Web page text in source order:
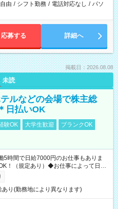
由 / シフト勤務 / 電話対応なし / パソ
応募する 詳細へ
掲載日：2026.08.08
未読
ルなどの会場で株主総
日払いOK
験OK 大学生歓迎
ブランクOK
時間で日給7000円のお仕事もありま
！（規定あり）◆お仕事によって日給
あり(勤務地により異なります)